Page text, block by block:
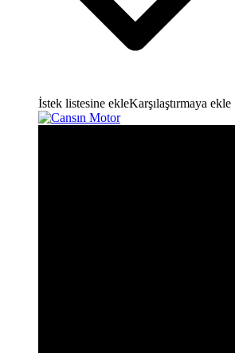
İstek listesine ekleKarşılaştırmaya ekle